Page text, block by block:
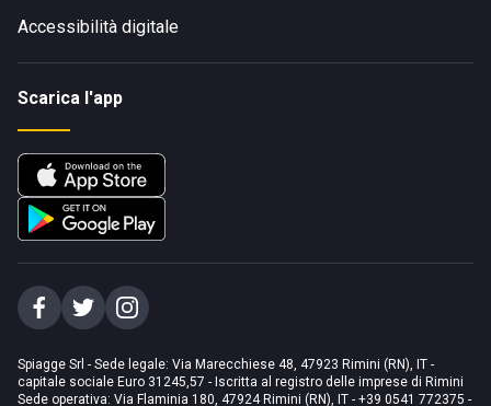
Accessibilità digitale
Scarica l'app
Spiagge Srl - Sede legale: Via Marecchiese 48, 47923 Rimini (RN), IT -
capitale sociale Euro 31245,57 - Iscritta al registro delle imprese di Rimini
Sede operativa: Via Flaminia 180, 47924 Rimini (RN), IT - +39 0541 772375 -